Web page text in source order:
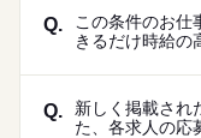
Q.
この条件のお仕
きるだけ時給の
Q.
新しく掲載され
た、各求人の応